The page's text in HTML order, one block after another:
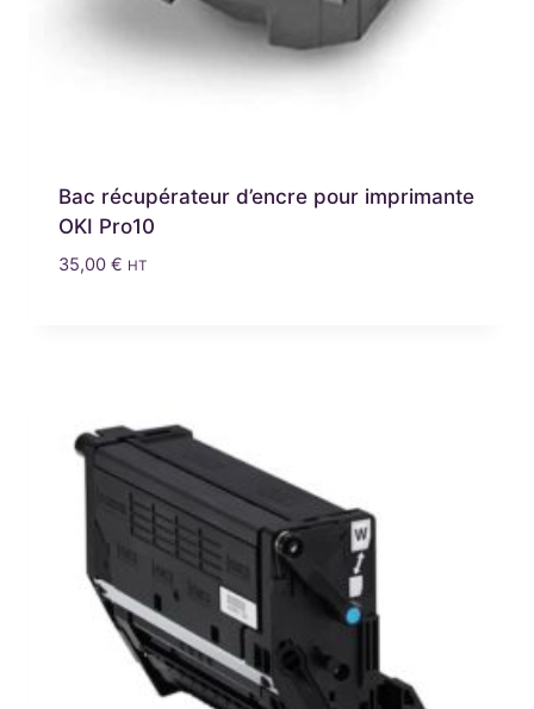
Bac récupérateur d’encre pour imprimante
OKI Pro10
35,00 € HT